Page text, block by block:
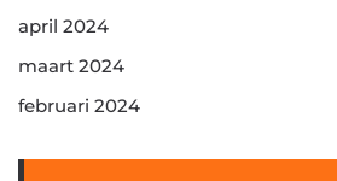
april 2024
maart 2024
februari 2024